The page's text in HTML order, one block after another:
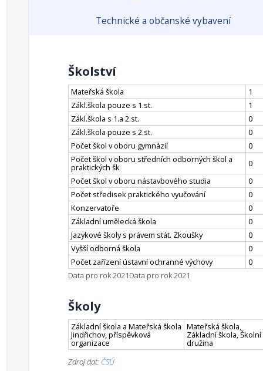
Technické a občanské vybavení
Školství
Mateřská škola
1
Zákl.škola pouze s 1.st.
1
Zákl.škola s 1.a 2.st.
0
Zákl.škola pouze s 2.st.
0
Počet škol v oboru gymnázií
0
Počet škol v oboru středních odborných škol a
praktických šk
0
Počet škol v oboru nástavbového studia
0
Počet středisek praktického vyučování
0
Konzervatoře
0
Základní umělecká škola
0
Jazykové školy s právem stát. Zkoušky
0
Vyšší odborná škola
0
Počet zařízení ústavní ochranné výchovy
0
Data pro rok 2021Data pro rok 2021
Školy
Základní škola a Mateřská škola
Jindřichov, příspěvková
organizace
Mateřská škola,
Základní škola, Školní
družina
Zdroj dat: ČSÚ